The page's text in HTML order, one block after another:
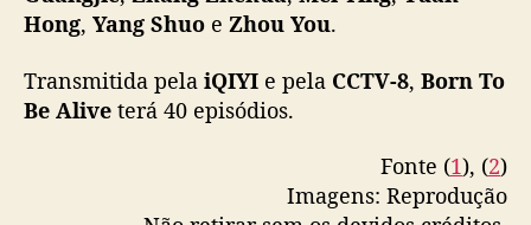
— cdrama tweets (@dramapotatoe)
Hong, Yang Shuo e Zhou You.
Transmitida pela iQIYI e pela CCTV-8, Born To
Be Alive terá 40 episódios.
Fonte (1), (2)
Imagens: Reprodução